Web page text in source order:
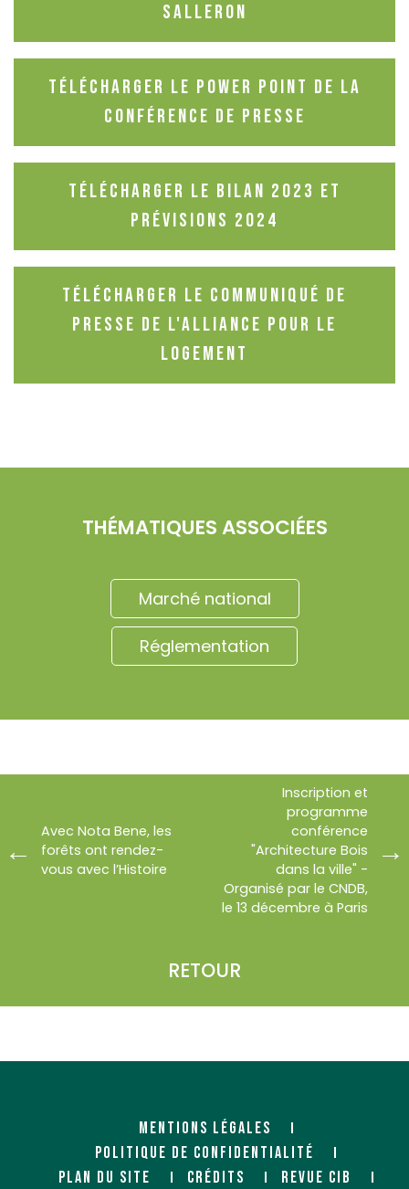
Salleron
Télécharger le power point de la
conférence de presse
Télécharger le bilan 2023 et
prévisions 2024
Télécharger le communiqué de
presse de l'alliance pour le
logement
THÉMATIQUES ASSOCIÉES
Marché national
Réglementation
Avec Nota Bene, les
forêts ont rendez-
vous avec l’Histoire
RETOUR
Inscription et
programme
conférence
"Architecture Bois
dans la ville" -
Organisé par le CNDB,
le 13 décembre à Paris
MENTIONS LÉGALES
POLITIQUE DE CONFIDENTIALITÉ
PLAN DU SITE
CRÉDITS REVUE CIB